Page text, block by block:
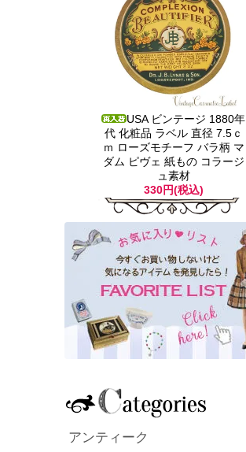
USA ビンテージ 1880年
代 化粧品 ラベル 直径 7.5ｃ
ｍ ローズモチーフ バラ柄 マ
ダム ピヴェ 紙もの コラージ
ュ素材
330円(税込)
アンティーク